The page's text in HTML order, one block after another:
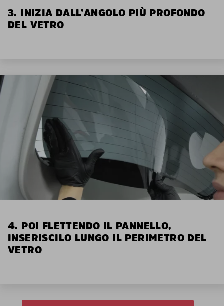
3. INIZIA DALL’ANGOLO PIÙ PROFONDO
DEL VETRO
4. POI FLETTENDO IL PANNELLO,
INSERISCILO LUNGO IL PERIMETRO DEL
VETRO